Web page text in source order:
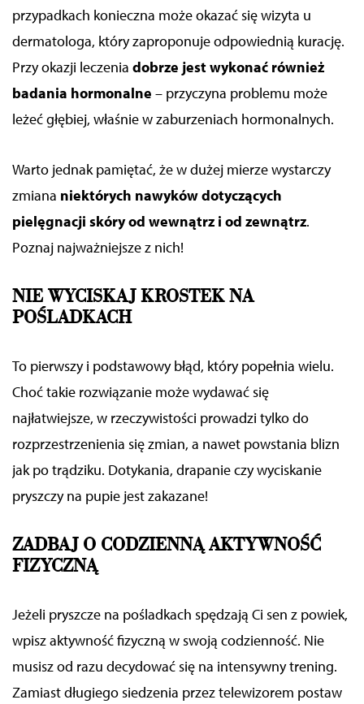
przypadkach konieczna może okazać się wizyta u
dermatologa, który zaproponuje odpowiednią kurację.
Przy okazji leczenia dobrze jest wykonać również
badania hormonalne – przyczyna problemu może
leżeć głębiej, właśnie w zaburzeniach hormonalnych.
Warto jednak pamiętać, że w dużej mierze wystarczy
zmiana niektórych nawykówdotyczących
pielęgnacji skóry od wewnątrz i od zewnątrz.
Poznaj najważniejsze z nich!
NIE WYCISKAJ KROSTEK NA
POŚLADKACH
To pierwszy i podstawowy błąd, który popełnia wielu.
Choć takie rozwiązanie może wydawać się
najłatwiejsze, w rzeczywistości prowadzi tylko do
rozprzestrzenienia się zmian, a nawet powstania blizn
jak po trądziku. Dotykania, drapanieczywyciskanie
pryszczy na pupie jest zakazane!
ZADBAJ O CODZIENNĄ AKTYWNOŚĆ
FIZYCZNĄ
Jeżeli pryszcze na pośladkach spędzają Ci sen z powiek,
wpisz aktywność fizyczną w swoją codzienność. Nie
musisz od razu decydować się na intensywny trening.
Zamiast długiego siedzenia przez telewizorem postaw